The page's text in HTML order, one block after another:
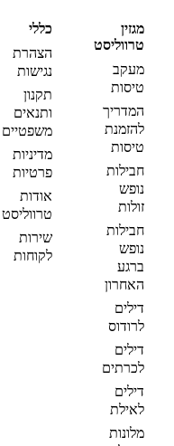
מגזין
טרווליסט
מעקב
טיסות
המדריך
להזמנת
טיסות
חבילות
נופש
זולות
חבילות
נופש
ברגע
האחרון
דילים
לרודוס
דילים
לכרתים
דילים
לאילת
מלונות
כללי
הצהרת
נגישות
תקנון
ותנאים
משפטיים
מדיניות
פרטיות
אודות
טרווליסט
שירות
לקוחות